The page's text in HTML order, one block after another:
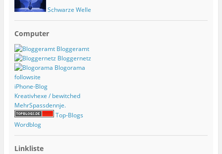
Schwarze Welle
Computer
Bloggeramt
Bloggernetz
Blogorama
followsite
iPhone-Blog
Kreativhexe / bewitched
MehrSpassdennje.
Top-Blogs
Wordblog
Linkliste